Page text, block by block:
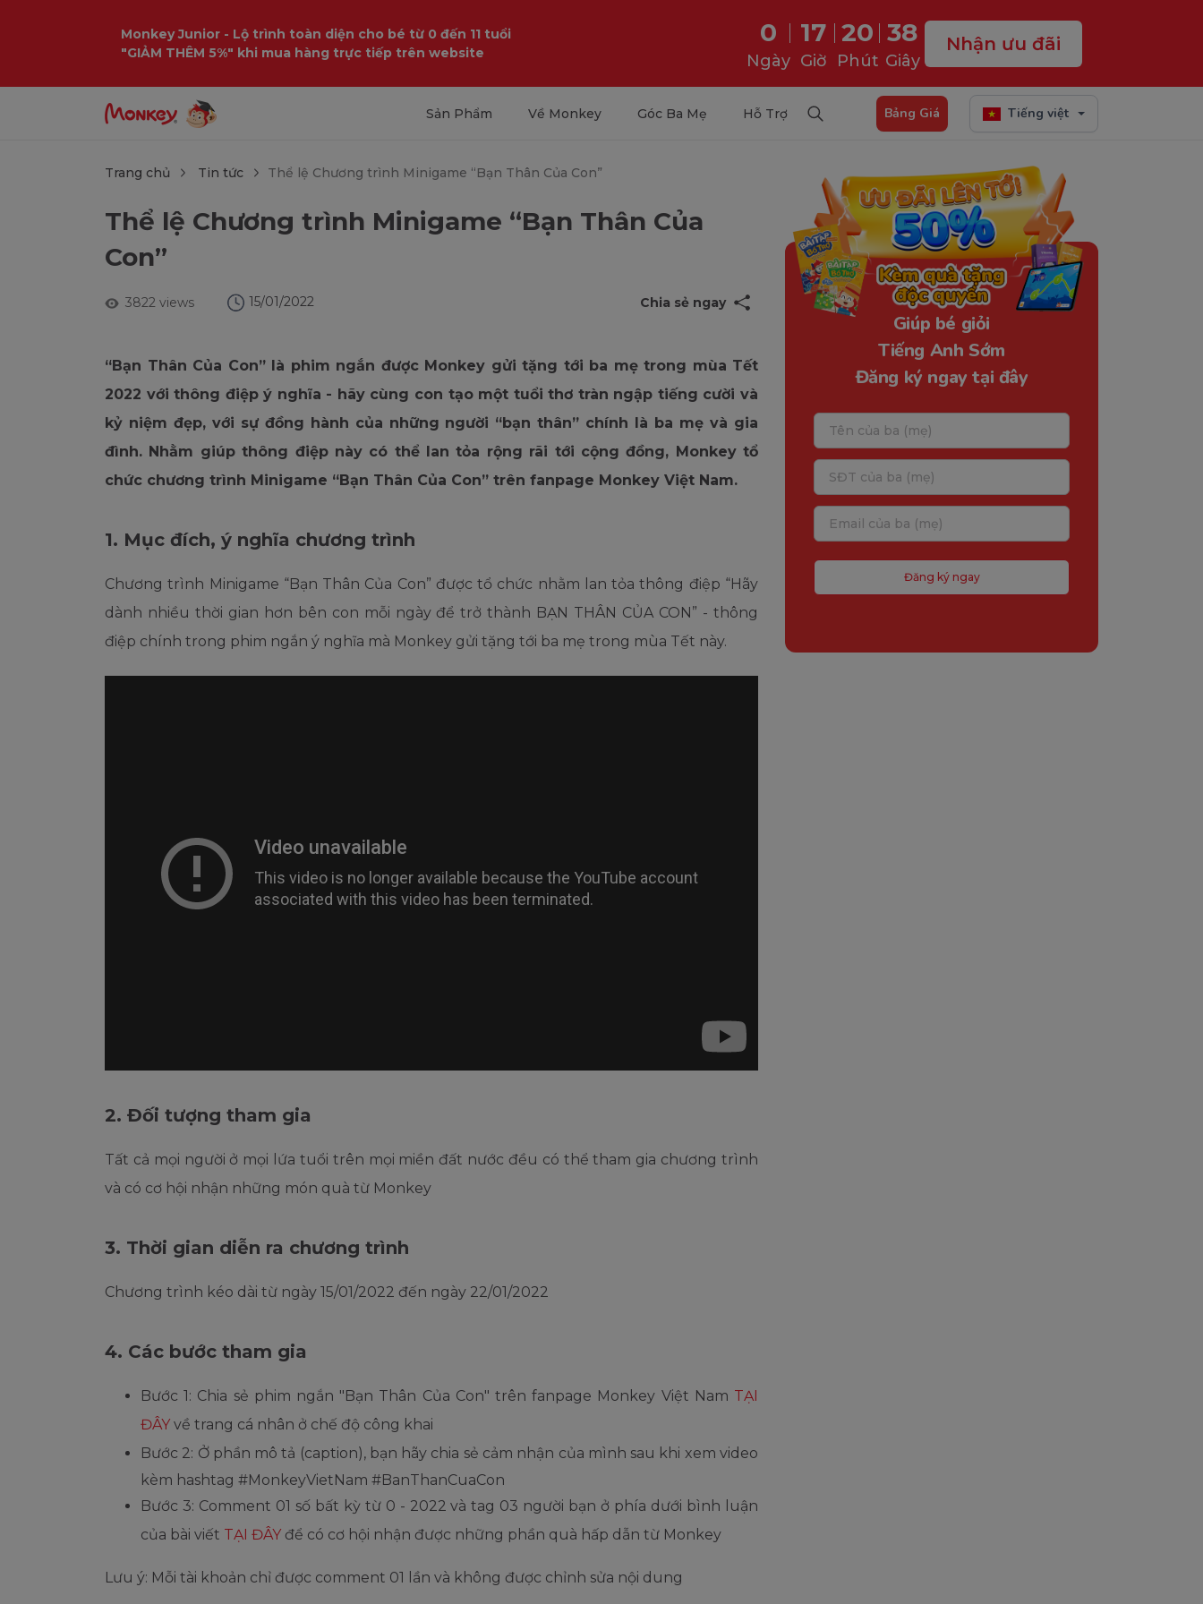
Monkey Junior - Lộ trình toàn diện cho bé từ 0 đến 11 tuổi
"GIẢM THÊM 5%" khi mua hàng trực tiếp trên website
0
Ngày
17
Giờ
20
Phút
37
Giây
Nhận ưu đãi
Sản Phẩm Về Monkey Góc Ba Mẹ Hỗ Trợ Bảng Giá Tiếng việt
Trang chủ Tin tức Thể lệ Chương trình Minigame “Bạn Thân Của Con”
Thể lệ Chương trình Minigame “Bạn Thân Của
Con”
3822 views 15/01/2022 Chia sẻ ngay
“Bạn Thân Của Con” là phim ngắn được Monkey gửi tặng tới ba mẹ trong mùa Tết
2022 với thông điệp ý nghĩa - hãy cùng con tạo một tuổi thơ tràn ngập tiếng cười và
kỷ niệm đẹp, với sự đồng hành của những người “bạn thân” chính là ba mẹ và gia
đình. Nhằm giúp thông điệp này có thể lan tỏa rộng rãi tới cộng đồng, Monkey tổ
chức chương trình Minigame “Bạn Thân Của Con” trên fanpage Monkey Việt Nam.
1. Mục đích, ý nghĩa chương trình
Chương trình Minigame “Bạn Thân Của Con” được tổ chức nhằm lan tỏa thông điệp “Hãy
dành nhiều thời gian hơn bên con mỗi ngày để trở thành BẠN THÂN CỦA CON” - thông
điệp chính trong phim ngắn ý nghĩa mà Monkey gửi tặng tới ba mẹ trong mùa Tết này.
2. Đối tượng tham gia
Tất cả mọi người ở mọi lứa tuổi trên mọi miền đất nước đều có thể tham gia chương trình
và có cơ hội nhận những món quà từ Monkey
3. Thời gian diễn ra chương trình
Chương trình kéo dài từ ngày 15/01/2022 đến ngày 22/01/2022
4. Các bước tham gia
Bước 1: Chia sẻ phim ngắn "Bạn Thân Của Con" trên fanpage Monkey Việt Nam TẠI
ĐÂY về trang cá nhân ở chế độ công khai
Bước 2: Ở phần mô tả (caption), bạn hãy chia sẻ cảm nhận của mình sau khi xem video
kèm hashtag #MonkeyVietNam #BanThanCuaCon
Bước 3: Comment 01 số bất kỳ từ 0 - 2022 và tag 03 người bạn ở phía dưới bình luận
của bài viết TẠI ĐÂY để có cơ hội nhận được những phần quà hấp dẫn từ Monkey
Lưu ý: Mỗi tài khoản chỉ được comment 01 lần và không được chỉnh sửa nội dung
Giúp bé giỏi
Tiếng Anh Sớm
Đăng ký ngay tại đây
Đăng ký ngay